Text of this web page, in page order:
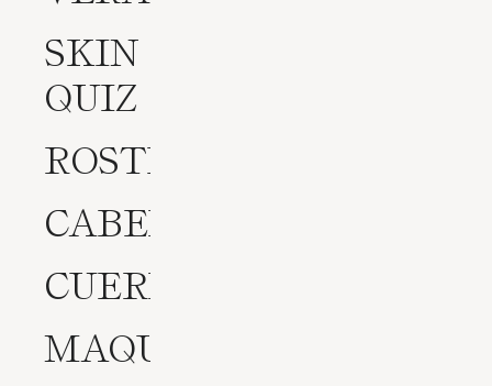
SKIN
QUIZ
ROSTRO
CABELLO
CUERPO
MAQUILLAJE